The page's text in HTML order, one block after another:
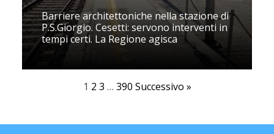
Barriere architettoniche nella stazione di
P.S.Giorgio. Cesetti: servono interventi in
tempi certi. La Regione agisca
1 2 3 … 390 Successivo »